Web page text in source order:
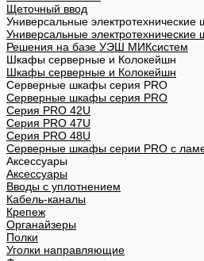
Щеточный ввод
Универсальные
Универсальные
Решения на базе УЭШ МИКсистем
Шкафы серверные и Колокейшн
Шкафы серверные и Колокейшн
Серверные шкафы серия PRO
Серверные шкафы серия PRO
Серия PRO 42U
Серия PRO 47U
Серия PRO 48U
Серверные шкафы серии PRO с
Аксессуары
Аксессуары
Вводы с уплотнением
Кабель-каналы
Крепеж
Органайзеры
Полки
Уголки направляющие